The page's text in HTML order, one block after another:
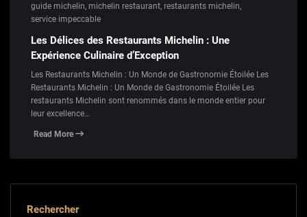
guide michelin, michelin restaurant, restaurants michelin,
service impeccable
Les Délices des Restaurants Michelin : Une
Expérience Culinaire d’Exception
Les Restaurants Michelin : Un Monde de Gastronomie Étoilée Les
Restaurants Michelin : Un Monde de Gastronomie Étoilée Les
restaurants Michelin sont renommés dans le monde entier pour
leur excellence…
Read More
Rechercher